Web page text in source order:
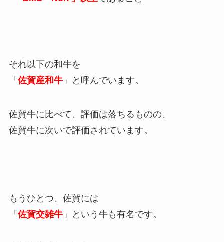
それ以下の和牛を
「 佐賀産和牛」と呼んでいます。
佐賀牛に比べて、評価は落ちるものの、
佐賀牛に次いで評価されています。
もうひとつ、佐賀には
「 佐賀交雑牛」という牛も有名です。